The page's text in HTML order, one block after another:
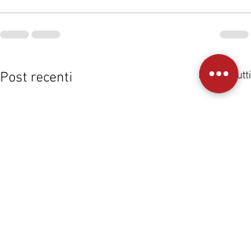
Post recenti Mostra tutti